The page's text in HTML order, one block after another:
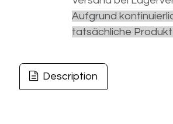
Aufgrund
tatsächliche
Description